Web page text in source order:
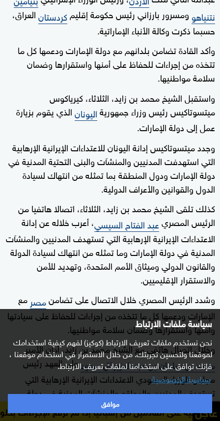
سياسة ملفات الارتباط
نحن نستخدم ملفات تعريف الارتباط (كوكيز) لفهم كيفية استخدامك
لموقعنا ولتحسين تجربتك. من خلال الاستمرار في استخدام موقعنا ،
فإنك توافق على استخدامنا لملفات تعريف الارتباط.
سياسية الخصوصية
موافق
نتنياهو ومسرور بارزاني رئيس حكومة إقليمكردستانالعراق،
حسبما ذكرت وكالة الأنباء الإماراتية.
وأكد القادة تضامن بلدانهم مع دولة الإمارات ودعمها كل ما
تتخذه من إجراءات للحفاظ على أمنها واستقرارها وضمان
سلامة مواطنيها.
واستقبل الشيخ محمد بن زايد، الثلاثاء، كيرياكوس
ميتسوتاكيس رئيس وزراء جمهوريةاليونانالذي يقوم بزيارة
عمل إلى دولة الإمارات.
وجدد ميتسوتاكيس إدانة اليونان للاعتداءات الإيرانية الإرهابية
التي استهدفت المدنيين والمنشآت والبنى التحتية المدنية في
دولة الإمارات ودول المنطقة بما تمثله من انتهاك لسيادة
الدول والقوانين والأعراف الدولية.
كذلك تلقى الشيخ محمد بن زايد، الثلاثاء، اتصالا هاتفيا من
الرئيس المصريعبد الفتاح السيسي، أعرب خلاله عن إدانة
الاعتداءات الإيرانية الإرهابية التي تستهدف المدنيين والمنشآت
المدنية في دولة الإمارات وما تمثله من انتهاك لسيادة الدولة
والقانون الدولي وميثاق الأمم المتحدة، وتهديد للأمن
والاستقرار الإقليميين.
وشدد الرئيس المصري خلال الاتصال على تضامنمصر مع
الإمارات ودعمها كل ما تتخذه من إجراءات للحفاظ على سيادتها
وأمنها واستقرارها وضمان سلامة مواطنيها.
وخلال اتصال هاتفي مع الشيخ محمد بن زايد، أدان الأمير
محمد بن سلمان بن عبد العزيز آل سعودولي العهد رئيس
مجلس الوزراء السعودي الاعتداءات الإيرانية الإرهابية التي
تستهدف المدنيين والمواقع والمنشآت المدنية في دولة
الإمارات، مؤكدا تضامن
السعوديةمع الإمارات ودعمها كل ما
عاجلمن إسبانيا إذا لم تُرفع الإجراءات بحلول 9 أغسطس